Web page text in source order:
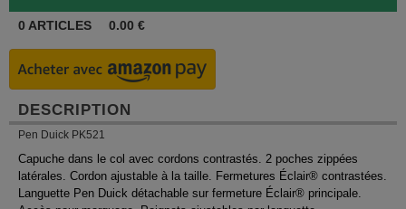
0 ARTICLES 0.00 €
DESCRIPTION
Pen Duick PK521
Capuche dans le col avec cordons contrastés. 2 poches zippées
latérales. Cordon ajustable à la taille. Fermetures Éclair® contrastées.
Languette Pen Duick détachable sur fermeture Éclair® principale.